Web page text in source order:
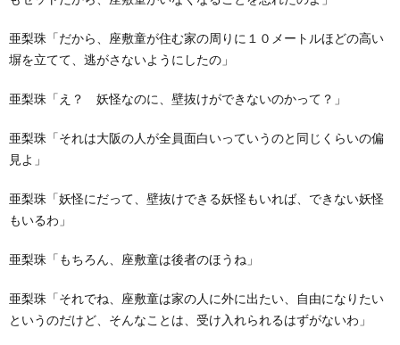
亜梨珠「だから、座敷童が住む家の周りに１０メートルほどの高い
塀を立てて、逃がさないようにしたの」
亜梨珠「え？ 妖怪なのに、壁抜けができないのかって？」
亜梨珠「それは大阪の人が全員面白いっていうのと同じくらいの偏
見よ」
亜梨珠「妖怪にだって、壁抜けできる妖怪もいれば、できない妖怪
もいるわ」
亜梨珠「もちろん、座敷童は後者のほうね」
亜梨珠「それでね、座敷童は家の人に外に出たい、自由になりたい
というのだけど、そんなことは、受け入れられるはずがないわ」